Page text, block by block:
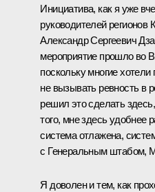
Инициатива, как я уже
руководителей
Александр Сергеевич
мероприятие прошло во
поскольку многие
не вызывать ревность в
решил это сделать
того, мне здесь удобнее
система отлажена,
с Генеральным штабом,
Я доволен и тем, как